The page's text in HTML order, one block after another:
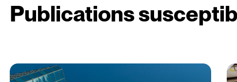
Publications